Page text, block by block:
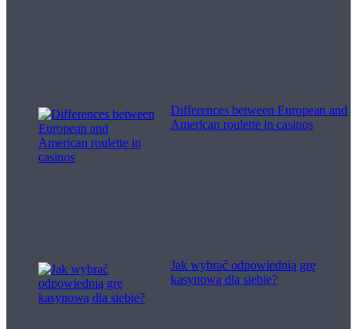
Differences between European and
American roulette in casinos
Jak wybrać odpowiednią grę
kasynową dla siebie?